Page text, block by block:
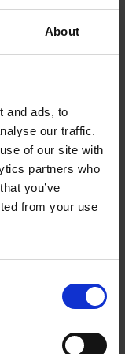
About
and ads, to
our traffic.
of our site with
partners who
you’ve
from your use
oft
klaren
bringen. So
innen
einem Gefühl